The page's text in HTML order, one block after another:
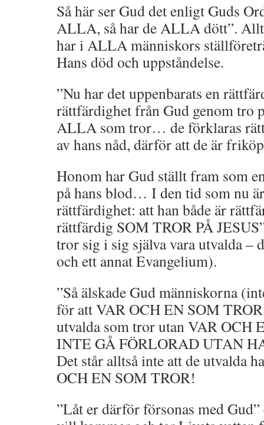
Så här ser Gud det enligt Guds
ALLA, så har de ALLA dött”.
har i ALLA människors
Hans död och uppståndelse.
”Nu har det uppenbarats en
rättfärdighet från Gud genom tro
ALLA som tror… de förklaras
av hans nåd, därför att de är
Honom har Gud ställt fram som
på hans blod… I den tid som nu
rättfärdighet: att han både är
rättfärdig SOM TROR PÅ
tror sig i sig själva vara utvalda –
och ett annat Evangelium).
”Så älskade Gud människorna
för att VAR OCH EN SOM
utvalda som tror utan VAR OCH
INTE GÅ FÖRLORAD UTAN
Det står alltså inte att de utvalda
OCH EN SOM TROR!
”Låt er därför försonas med